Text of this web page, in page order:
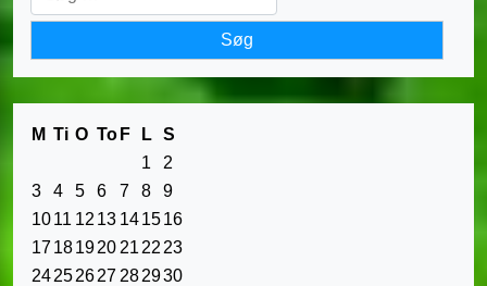
efter:
M Ti O To F L S
1
2
3
4 5 6 7 8
9
1011 12 13 141516
17181920 21 22 23
24252627 282930